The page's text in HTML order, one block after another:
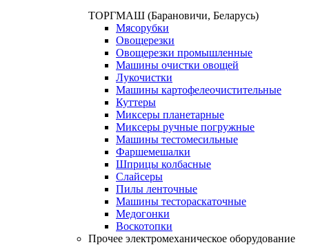
ТОРГМАШ (Барановичи, Беларусь)
Мясорубки
Овощерезки
Овощерезки промышленные
Машины очистки овощей
Лукочистки
Машины картофелеочистительные
Куттеры
Миксеры планетарные
Миксеры ручные погружные
Машины тестомесильные
Фаршемешалки
Шприцы колбасные
Слайсеры
Пилы ленточные
Машины тестораскаточные
Медогонки
Воскотопки
Прочее электромеханическое оборудование